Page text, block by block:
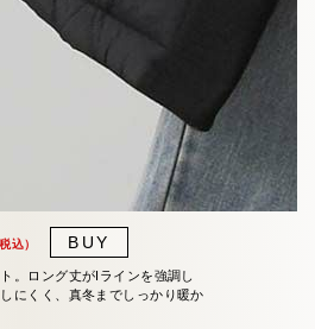
BUY
。ロング丈がIラインを強調し
にくく、真冬までしっかり暖か